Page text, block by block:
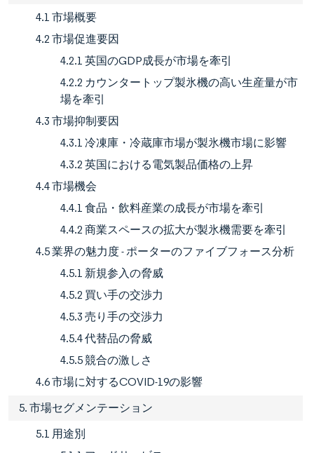
4.1 市場概要
4.2 市場促進要因
4.2.1 英国のGDP成長が市場を牽引
4.2.2 カウンタートップ製氷機の高い生産量が市
場を牽引
4.3 市場抑制要因
4.3.1 冷凍庫・冷蔵庫市場が製氷機市場に影響
4.3.2 英国における電気製品価格の上昇
4.4 市場機会
4.4.1 食品・飲料産業の成長が市場を牽引
4.4.2 商業スペースの拡大が製氷機需要を牽引
4.5 業界の魅力度 - ポーターのファイブフォース分析
4.5.1 新規参入の脅威
4.5.2 買い手の交渉力
4.5.3 売り手の交渉力
4.5.4 代替品の脅威
4.5.5 競合の激しさ
4.6 市場に対するCOVID-19の影響
5. 市場セグメンテーション
5.1 用途別